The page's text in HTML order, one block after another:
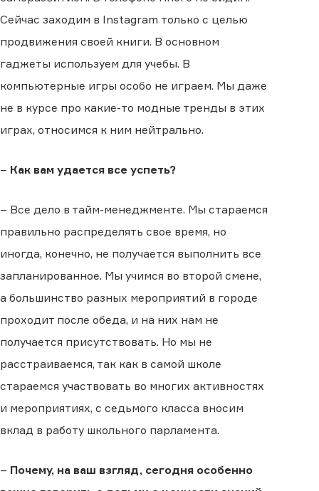
Сейчас заходим в Instagram только с целью
продвижения своей книги. В основном
гаджеты используем для учебы. В
компьютерные игры особо не играем. Мы даже
не в курсе про какие-то модные тренды в этих
играх, относимся к ним нейтрально.
– Как вам удается все успеть?
– Все дело в тайм-менеджменте. Мы стараемся
правильно распределять свое время, но
иногда, конечно, не получается выполнить все
запланированное. Мы учимся во второй смене,
а большинство разных мероприятий в городе
проходит после обеда, и на них нам не
получается присутствовать. Но мы не
расстраиваемся, так как в самой школе
стараемся участвовать во многих активностях
и мероприятиях, с седьмого класса вносим
вклад в работу школьного парламента.
– Почему, на ваш взгляд, сегодня особенно